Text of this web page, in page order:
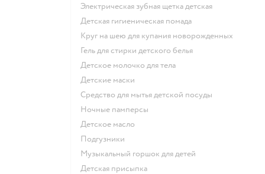
электрическая зубная щетка детская
детская гигиеническая помада
круг на шею для купания новорожденных
гель для стирки детского белья
детское молочко для тела
детские маски
средство для мытья детской посуды
ночные памперсы
детское масло
подгузники
музыкальный горшок для детей
детская присыпка